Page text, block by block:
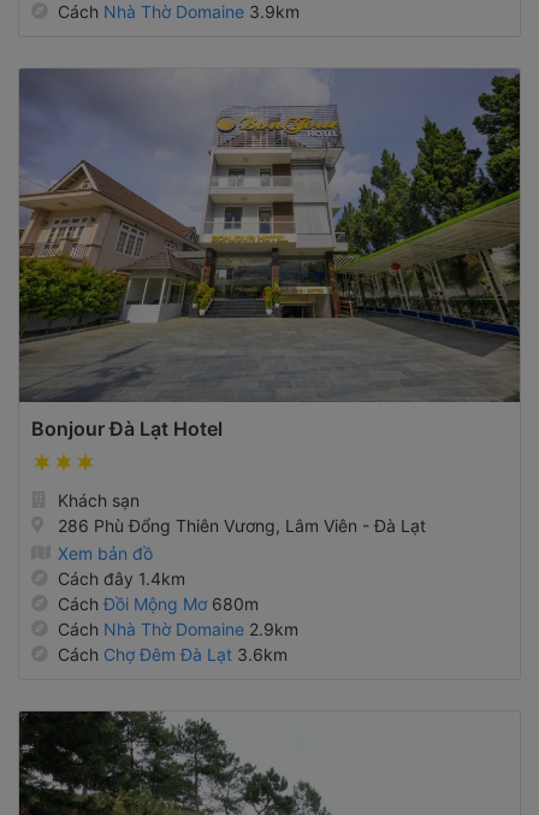
Cách Nhà Thờ Domaine 3.9km
Bonjour Đà Lạt Hotel
Khách sạn
286 Phù Đổng Thiên Vương, Lâm Viên - Đà Lạt
Xem bản đồ
Cách đây 1.4km
CáchĐồi Mộng Mơ680m
Cách Nhà Thờ Domaine 2.9km
Cách Chợ Đêm Đà Lạt 3.6km